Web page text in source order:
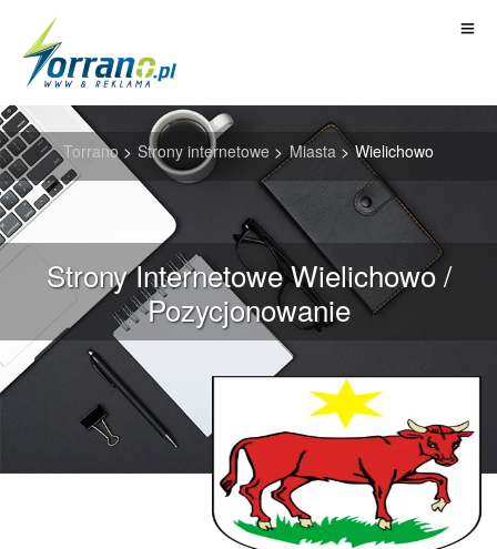
Torrano > Strony internetowe > Miasta > Wielichowo
Strony Internetowe Wielichowo /
Pozycjonowanie